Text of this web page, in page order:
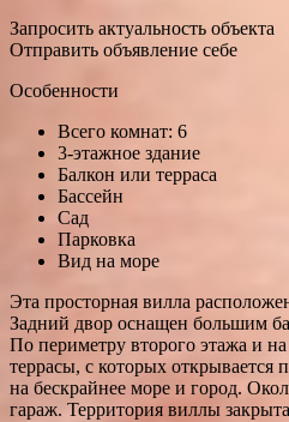
Запросить актуальность объекта
Отправить объявление себе
Особенности
Всего комнат: 6
3-этажное здание
Балкон или терраса
Бассейн
Сад
Парковка
Вид на море
Эта просторная вилла
Задний двор оснащен большим
По периметру второго этажа и
террасы, с которых открывается
на бескрайнее море и город.
гараж. Территория виллы